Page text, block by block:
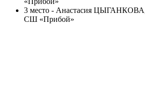
3 место - Анастасия
СШ «Прибой»